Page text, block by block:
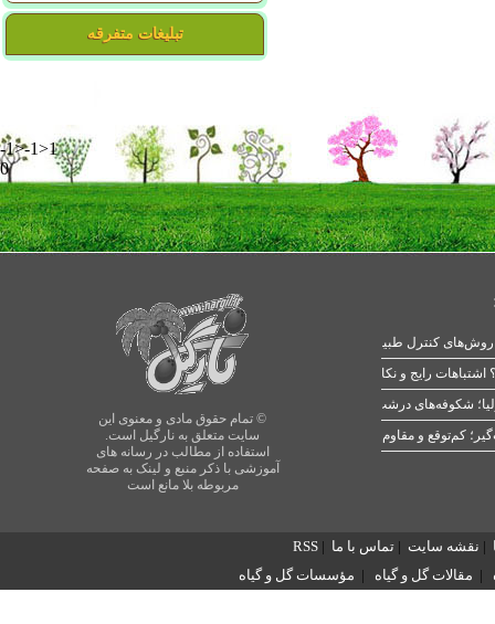
تبلیغات متفرقه
-1>-1>1
0
© تمام حقوق مادی و معنوی این
سایت متعلق به نارگیل است.
استفاده از مطالب در رسانه های
آموزشی با ذکر منبع و لینک به صفحه
مربوطه بلا مانع است
رایج و نکات طلایی
شکوفه‌های درشت در بهار
| نقشه سایت | تماس با ما |
RSS
| مقالات گل و گیاه | مؤسسات گل و گیاه